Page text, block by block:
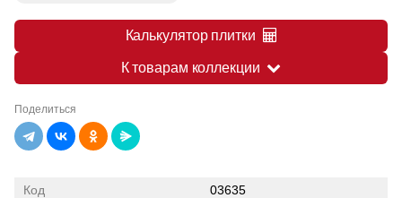
Калькулятор плитки
К товарам коллекции
Поделиться
Код
03635